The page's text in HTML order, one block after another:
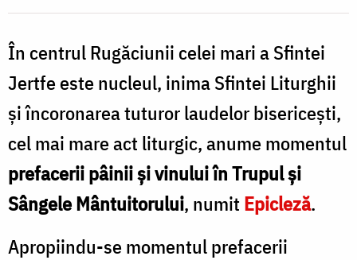
Foto:
Ștefan
Cojocariu
În centrul Rugăciunii celei mari a Sfintei
Jertfe este nucleul, inima Sfintei Liturghii
și încoronarea tuturor laudelor bisericești,
cel mai mare act liturgic, anume momentul
prefacerii pâinii și vinului în Trupul și
Sângele Mântuitorului, numit Epicleză.
Apropiindu-se momentul prefacerii